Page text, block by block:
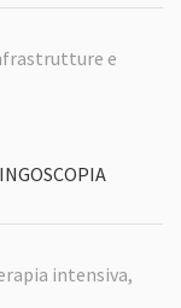
e
intensiva,